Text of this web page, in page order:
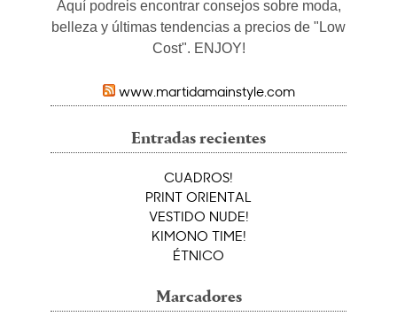
Aquí podreis encontrar consejos sobre moda,
belleza y últimas tendencias a precios de "Low
Cost". ENJOY!
www.martidamainstyle.com
Entradas recientes
CUADROS!
PRINT ORIENTAL
VESTIDO NUDE!
KIMONO TIME!
ÉTNICO
Marcadores